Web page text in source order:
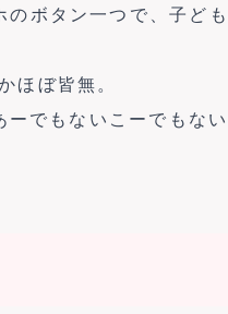
のボタン一つで、子ど
ほぼ皆無。
でもないこーでもな